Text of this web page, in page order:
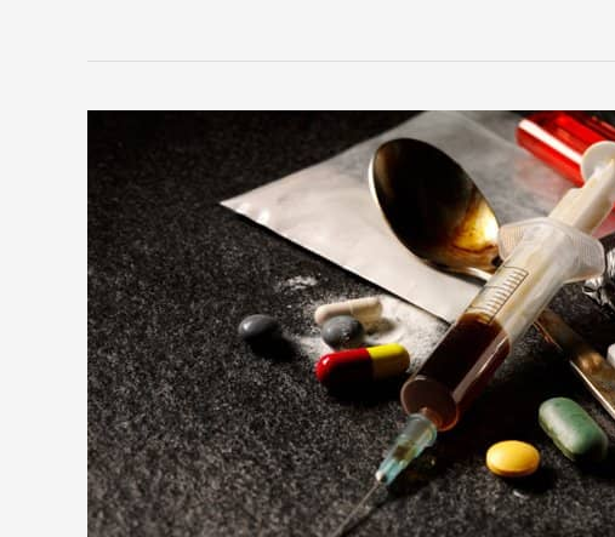
lakosság
kábítószer-
problémája
–
2022-
es
áttekintés